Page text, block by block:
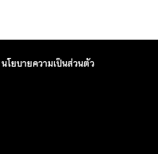
นโยบายความเป็นส่วนตัว